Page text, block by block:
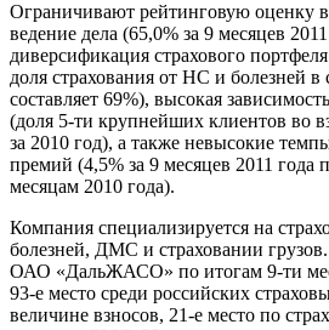
Ограничивают рейтинговую оценку
ведение дела (65,0% за 9 месяцев
диверсификация страхового
доля страхования от НС и болезней в
составляет 69%), высокая
(доля 5-ти крупнейших клиентов во
за 2010 год), а также невысокие
премий (4,5% за 9 месяцев 2011
месяцам 2010 года).
Компания специализируется на
болезней, ДМС и страховании
ОАО «ДальЖАСО» по итогам 9-ти
93-е место среди российских
величине взносов, 21-е место по